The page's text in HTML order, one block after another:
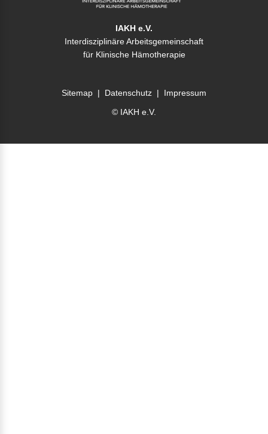
IAKH e.V.
Interdisziplinäre Arbeitsgemeinschaft
für Klinische Hämotherapie
Sitemap | Datenschutz | Impressum
© IAKH e.V.